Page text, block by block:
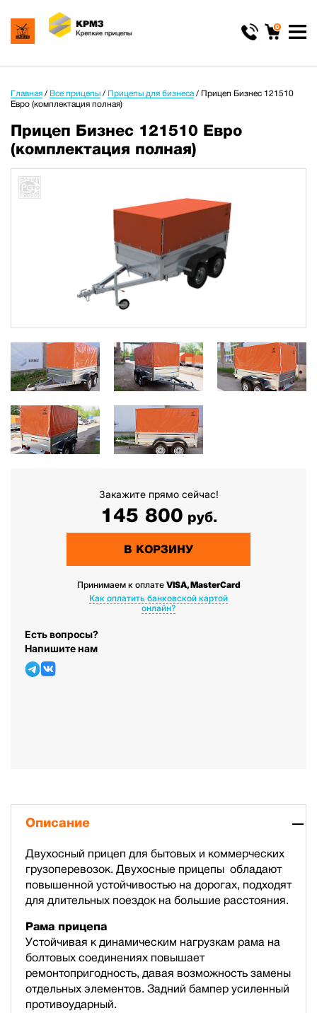
0
Главная / Все прицепы / Прицепы для бизнеса/ Прицеп Бизнес 121510
Евро (комплектация полная)
Прицеп Бизнес 121510 Евро
(комплектация полная)
Закажите прямо сейчас!
145 800 руб.
В КОРЗИНУ
Принимаем к оплате VISA, MasterCard
Как оплатить банковской картой
онлайн?
Есть вопросы?
Напишите нам
Описание
Двухосный прицеп для бытовых и коммерческих
грузоперевозок. Двухосные прицепы обладают
повышенной устойчивостью на дорогах, подходят
для длительных поездок на большие расстояния.
Рама прицепа
Устойчивая к динамическим нагрузкам рама на
болтовых соединениях повышает
ремонтопригодность, давая возможность замены
отдельных элементов. Задний бампер усиленный
противоударный.